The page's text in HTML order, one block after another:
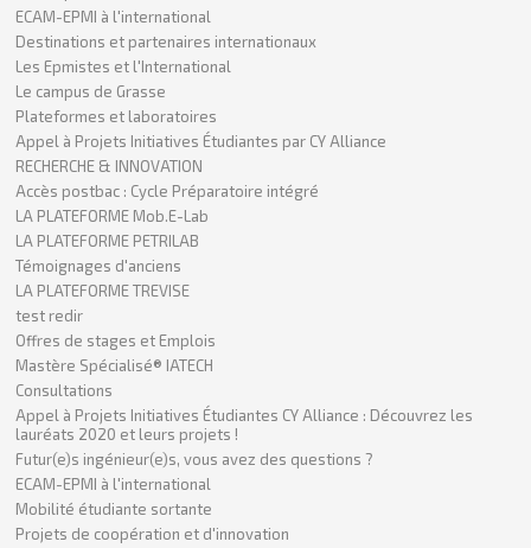
ECAM-EPMI à l'international
Destinations et partenaires internationaux
Les Epmistes et l'International
Le campus de Grasse
Plateformes et laboratoires
Appel à Projets Initiatives Étudiantes par CY Alliance
RECHERCHE & INNOVATION
Accès postbac : Cycle Préparatoire intégré
LA PLATEFORME Mob.E-Lab
LA PLATEFORME PETRILAB
Témoignages d'anciens
LA PLATEFORME TREVISE
test redir
Offres de stages et Emplois
Mastère Spécialisé® IATECH
Consultations
Appel à Projets Initiatives Étudiantes CY Alliance : Découvrez les
lauréats 2020 et leurs projets !
Futur(e)s ingénieur(e)s, vous avez des questions ?
ECAM-EPMI à l'international
Mobilité étudiante sortante
Projets de coopération et d'innovation